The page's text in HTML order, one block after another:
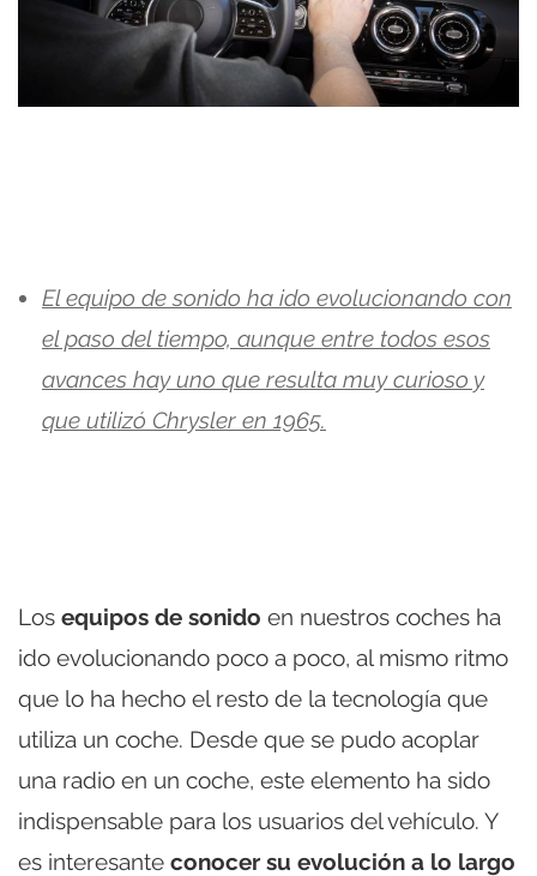
El equipo de sonido ha ido evolucionando con
el paso del tiempo, aunque entre todos esos
avances hay uno que resulta muy curioso y
que utilizó Chrysler en 1965.
Los equipos de sonido en nuestros coches ha
ido evolucionando poco a poco, al mismo ritmo
que lo ha hecho el resto de la tecnología que
utiliza un coche. Desde que se pudo acoplar
una radio en un coche, este elemento ha sido
indispensable para los usuarios del vehículo. Y
es interesante conocer su evolución a lo largo